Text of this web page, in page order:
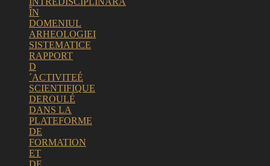
ÎN
DOMENIUL
ARHEOLOGIEI
SISTEMATICE
RAPPORT
D
´ACTIVITEÉ
SCIENTIFIQUE
DEROULÉ
DANS LA
PLATEFORME
DE
FORMATION
ET
DE